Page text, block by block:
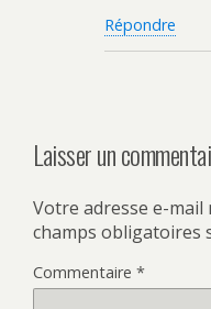
Répondre
Laisser un
Votre adresse e-mail
champs obligatoires
Commentaire *